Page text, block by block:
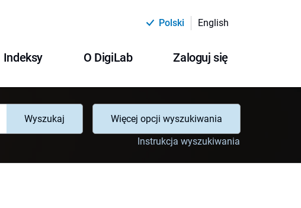
Polski English
Indeksy O DigiLab Zaloguj się
Wyszukaj
Więcej opcji wyszukiwania
Instrukcja wyszukiwania